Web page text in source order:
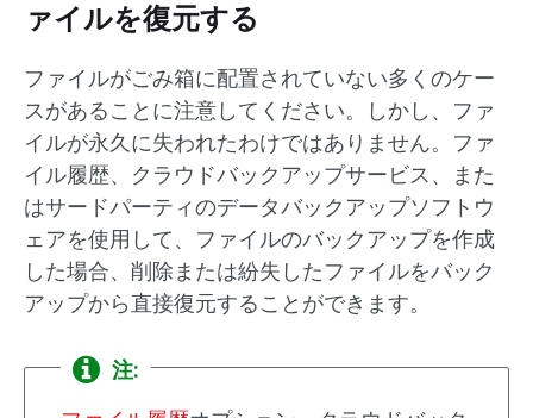
ァイルを復元する
ファイルがごみ箱に配置されていない多くのケー
スがあることに注意してください。しかし、ファ
イルが永久に失われたわけではありません。ファ
イル履歴、クラウドバックアップサービス、また
はサードパーティのデータバックアップソフトウ
ェアを使用して、ファイルのバックアップを作成
した場合、削除または紛失したファイルをバック
アップから直接復元することができます。
注: